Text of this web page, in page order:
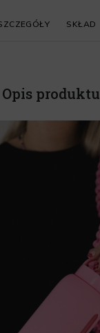
SKŁAD
Opis produktu